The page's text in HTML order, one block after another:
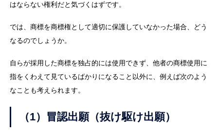
はならない権利だと気づくはずです。
では、商標を商標権として適切に保護していなかった場合、どう
なるのでしょうか。
自らが採用した商標を独占的には使用できず、他者の商標使用に
指をくわえて見ているばかりになること以外に、例えば次のよう
なことも考えられます。
（1）冒認出願（抜け駆け出願）